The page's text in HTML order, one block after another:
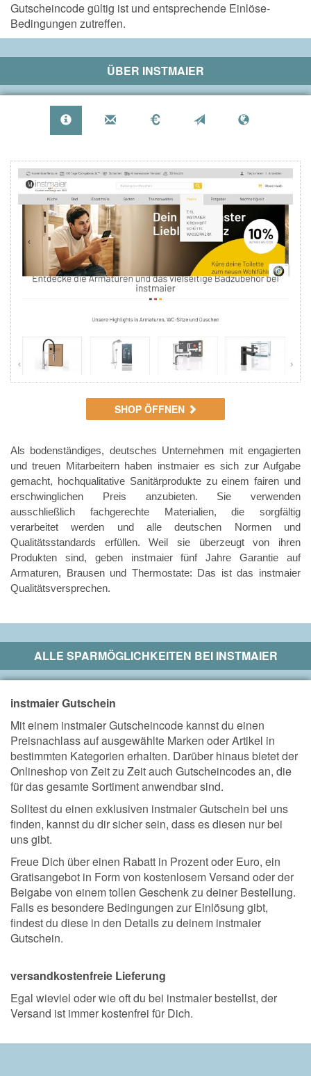
Gutscheincode gültig ist und entsprechende Einlöse-
Bedingungen zutreffen.
ÜBER INSTMAIER
SHOP ÖFFNEN
Als bodenständiges, deutsches Unternehmen mit engagierten
und treuen Mitarbeitern haben instmaieres sich zur Aufgabe
gemacht, hochqualitative Sanitärprodukte zu einem fairen und
erschwinglichen Preis anzubieten. Sie verwenden
ausschließlich fachgerechte Materialien, die sorgfältig
verarbeitet werden und alle deutschen Normen und
Qualitätsstandards erfüllen. Weil sie überzeugt von ihren
Produkten sind, geben instmaier fünf Jahre Garantie auf
Armaturen, Brausen und Thermostate: Das ist das instmaier
Qualitätsversprechen.
ALLE SPARMÖGLICHKEITEN BEI INSTMAIER
instmaier Gutschein
Mit einem instmaier Gutscheincode kannst du einen
Preisnachlass auf ausgewählte Marken oder Artikel in
bestimmten Kategorien erhalten. Darüber hinaus bietet der
Onlineshop von Zeit zu Zeit auch Gutscheincodes an, die
für das gesamte Sortiment anwendbar sind.
Solltest du einen exklusiven instmaier Gutschein bei uns
finden, kannst du dir sicher sein, dass es diesen nur bei
uns gibt.
Freue Dich über einen Rabatt in Prozent oder Euro, ein
Gratisangebot in Form von kostenlosem Versand oder der
Beigabe von einem tollen Geschenk zu deiner Bestellung.
Falls es besondere Bedingungen zur Einlösung gibt,
findest du diese in den Details zu deinem instmaier
Gutschein.
versandkostenfreie Lieferung
Egal wieviel oder wie oft du bei instmaier bestellst, der
Versand ist immer kostenfrei für Dich.